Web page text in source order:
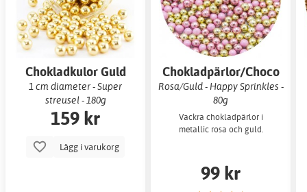
Chokladkulor Guld
1 cm diameter - Super
streusel - 180g
159 kr
Lägg i varukorg
Chokladpärlor/Choco
Dragées
Rosa/Guld - Happy Sprinkles -
80g
Vackra chokladpärlor i
metallic rosa och guld.
99 kr